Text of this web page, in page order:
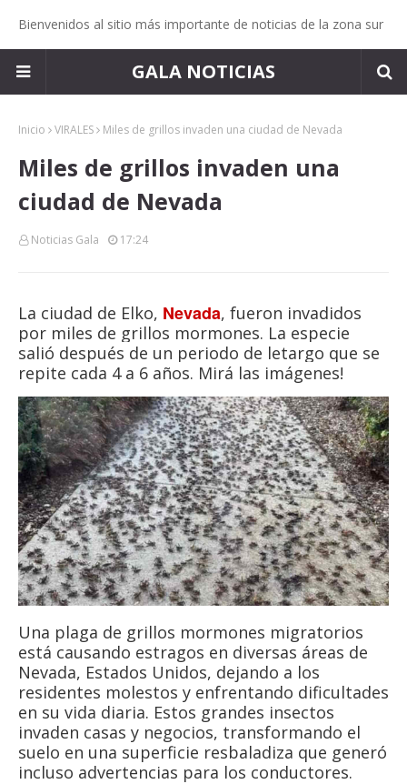
Bienvenidos al sitio más importante de noticias de la zona sur
GALA NOTICIAS
Inicio VIRALES Miles de grillos invaden una ciudad de Nevada
Miles de grillos invaden una
ciudad de Nevada
Noticias Gala 17:24
La ciudad de Elko, Nevada, fueron invadidos
por miles de grillos mormones. La especie
salió después de un periodo de letargo que se
repite cada 4 a 6 años. Mirá las imágenes!
Una plaga de grillos mormones migratorios
está causando estragos en diversas áreas de
Nevada, Estados Unidos, dejando a los
residentes molestos y enfrentando dificultades
en su vida diaria. Estos grandes insectos
invaden casas y negocios, transformando el
suelo en una superficie resbaladiza que generó
incluso advertencias para los conductores.